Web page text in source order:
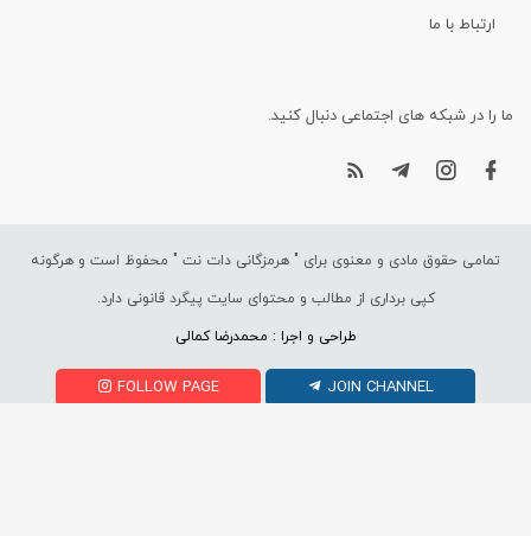
ارتباط با ما
ما را در شبکه های اجتماعی دنبال کنید.
تمامی حقوق مادی و معنوی برای " هرمزگانی دات نت " محفوظ است و هرگونه
کپی برداری از مطالب و محتوای سایت پیگرد قانونی دارد.
طراحی و اجرا : محمدرضا کمالی
FOLLOW PAGE JOIN CHANNEL